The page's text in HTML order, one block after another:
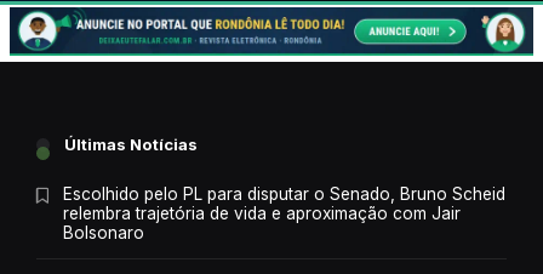
Últimas Notícias
Escolhido pelo PL para disputar o Senado, Bruno Scheid
relembra trajetória de vida e aproximação com Jair
Bolsonaro